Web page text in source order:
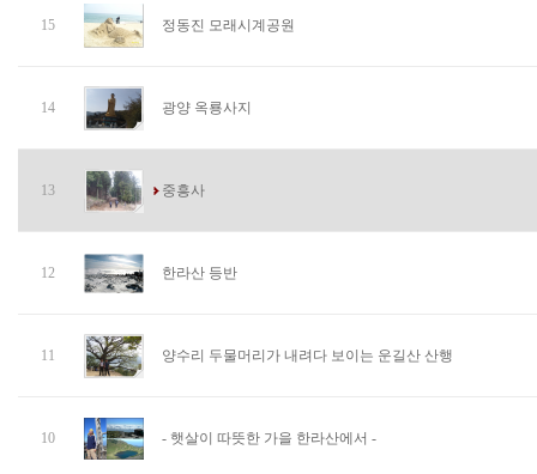
15 정동진 모래시계공원
14 광양 옥룡사지
13 중흥사
12 한라산 등반
11 양수리 두물머리가 내려다 보이는 운길산 산행
10 - 햇살이 따뜻한 가을 한라산에서 -